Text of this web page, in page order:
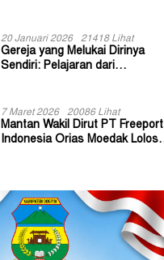
20 Januari 2026 21418 Lihat
Gereja yang Melukai Dirinya
Sendiri: Pelajaran dari
7 Maret 2026 20086 Lihat
Mantan Wakil Dirut PT Freeport
Indonesia Orias Moedak Lolos